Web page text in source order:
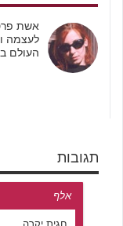
אשת
לעצמה
העולם
תגובות
אלף